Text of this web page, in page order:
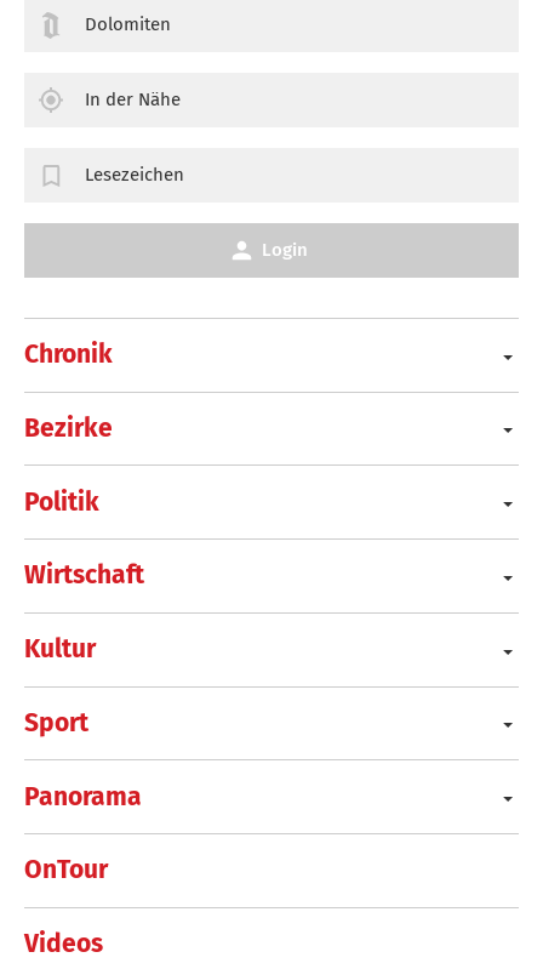
Chronik
Bezirke
Politik
Wirtschaft
Kultur
Sport
Panorama
OnTour
Videos
Dolomiten
In der Nähe
Lesezeichen
Login